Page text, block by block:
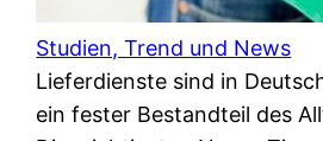
Studien, Trend und News
Lieferdienste sind in
ein fester Bestandteil des